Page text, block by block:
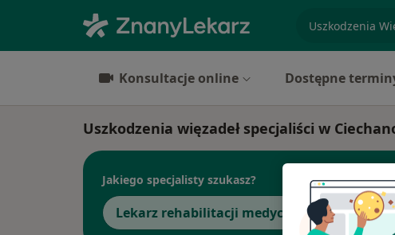
Konsultacje online Dostępne
Uszkodzenia więzadeł specjaliści w
Jakiego specjalisty szukasz?
Lekarz rehabilitacji medycznej Ortopeda